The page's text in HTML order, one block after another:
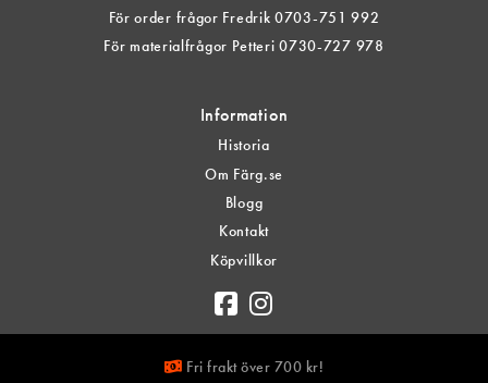
För order frågor Fredrik 0703-751 992
För materialfrågor Petteri 0730-727 978
Information
Historia
Om Färg.se
Blogg
Kontakt
Köpvillkor
Fri frakt över 700 kr!